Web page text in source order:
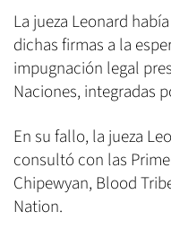
La jueza Leonard
dichas firmas a la
impugnación legal
Naciones, integradas
En su fallo, la jueza
consultó con las
Chipewyan, Blood
Nation.